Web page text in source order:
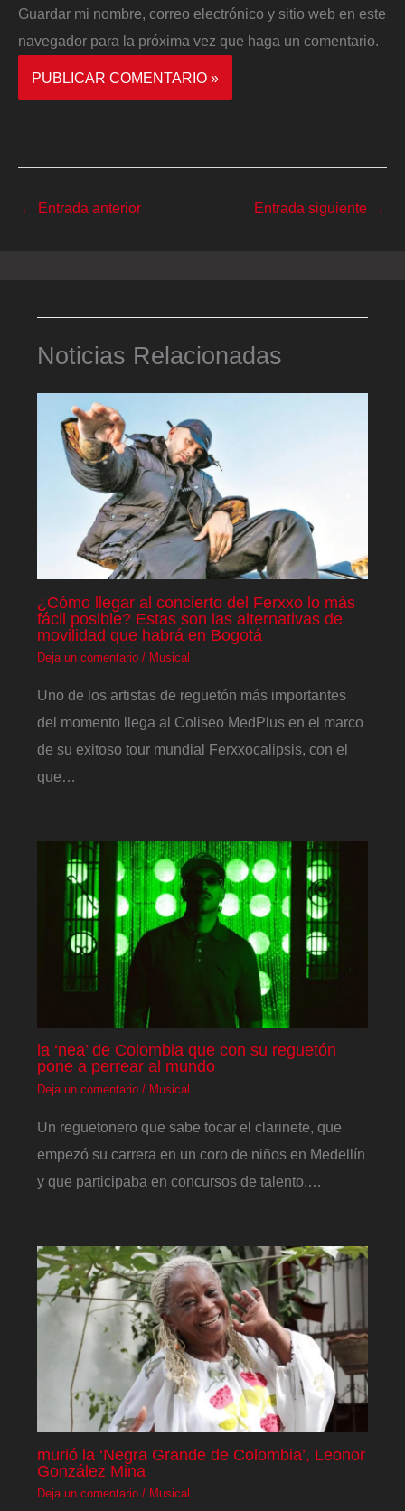
Guardar mi nombre, correo electrónico y sitio web en este
navegador para la próxima vez que haga un comentario.
← Entrada anterior Entrada siguiente →
Noticias Relacionadas
¿Cómo llegar al concierto del Ferxxo lo más
fácil posible? Estas son las alternativas de
movilidad que habrá en Bogotá
Deja un comentario / Musical
Uno de los artistas de reguetón más importantes
del momento llega al Coliseo MedPlus en el marco
de su exitoso tour mundial Ferxxocalipsis, con el
que…
la ‘nea’ de Colombia que con su reguetón
pone a perrear al mundo
Deja un comentario / Musical
Un reguetonero que sabe tocar el clarinete, que
empezó su carrera en un coro de niños en Medellín
y que participaba en concursos de talento.…
murió la ‘Negra Grande de Colombia’, Leonor
González Mina
Deja un comentario / Musical